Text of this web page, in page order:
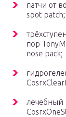
патчи от
spot patch;
пор
nose pack;
лечебный